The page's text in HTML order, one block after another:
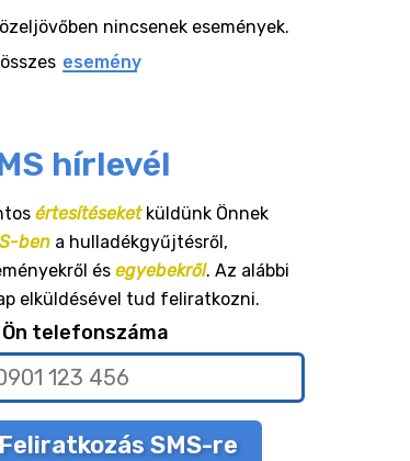
nincsenek események.
esemény
hírlevél
értesítéseketküldünk Önnek
ben a hulladékgyűjtésről,
és egyebekről. Az alábbi
elküldésével tud feliratkozni.
Ön telefonszáma
Feliratkozás SMS-re